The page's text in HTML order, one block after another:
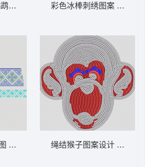
刺绣设计图 亮片老鹰
十字绣调
彩色冰棒刺绣图案 卡通冰
绳结猴子图案设计 亮片猴